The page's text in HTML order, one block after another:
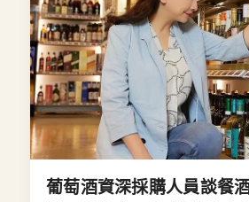
葡萄酒資深採購人員談餐